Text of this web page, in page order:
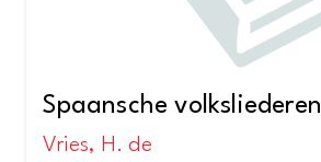
Spaansche volksliederen
Vries, H. de